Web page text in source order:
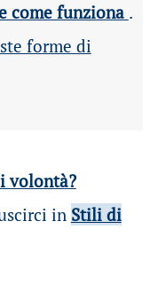
come funziona .
forme di
volontà?
in Stili di